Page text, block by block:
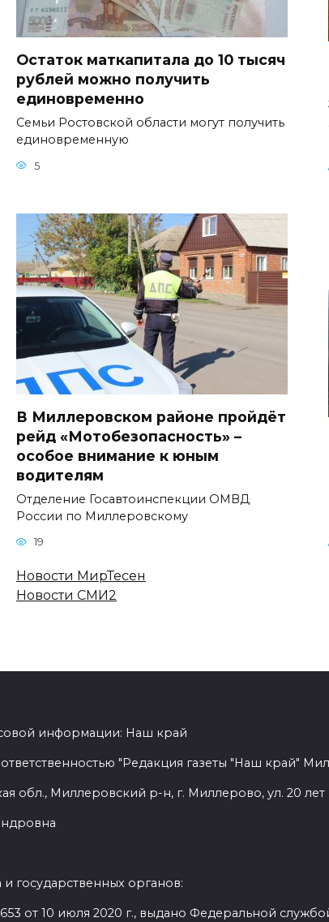
Остаток маткапитала до 10 тысяч
рублей можно получить
единовременно
Семьи Ростовской области могут получить
единовременную
5
В Миллеровском районе пройдёт
рейд «Мотобезопасность» –
особое внимание к юным
водителям
Отделение Госавтоинспекции ОМВД
России по Миллеровскому
19
Новости МирТесен
Новости СМИ2
информации: Наш край
"Редакция газеты "Наш край"
обл., Миллеровский р-н, г. Миллерово, ул. 20 лет
государственных органов:
от 10 июля 2020 г., выдано Федеральной